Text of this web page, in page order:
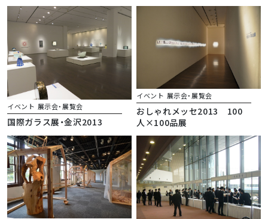
イベント 展示会・展覧会
国際ガラス展・金沢2013
イベント 展示会・展覧会
おしゃれメッセ2013 100
人×100品展